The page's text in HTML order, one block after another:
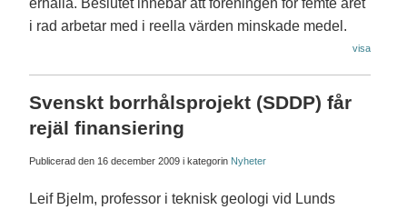
i rad arbetar med i reella värden minskade medel.
visa
Svenskt borrhålsprojekt (SDDP) får
rejäl finansiering
Publicerad den 16 december 2009 i kategorin Nyheter
Leif Bjelm, professor i teknisk geologi vid Lunds